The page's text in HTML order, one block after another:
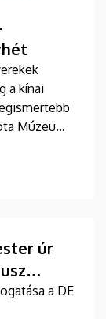
a kínai
Múzeum)
úr
a DE